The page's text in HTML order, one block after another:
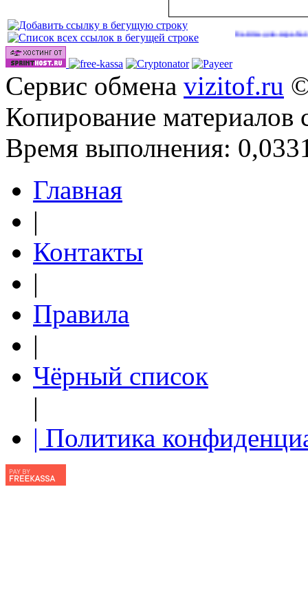
Сайты для заработка в
Сервис обмена vizitof.ru
Копирование материалов
Время выполнения:
Главная
|
Контакты
|
Правила
|
Чёрный список
|
| Политика